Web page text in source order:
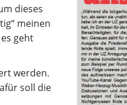
dieses
meinen
geht
werden.
soll die